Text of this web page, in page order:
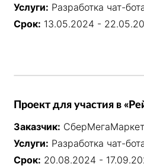
Услуги: Разработка чат-
Срок: 13.05.2024 -
Проект для участия в
Заказчик: СберМегаМаркет
Услуги: Разработка чат-
Срок: 20.08.2024 -